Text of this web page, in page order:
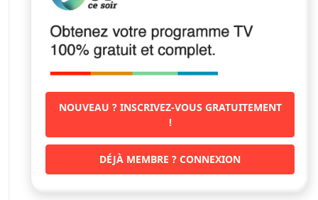
NOUVEAU ? INSCRIVEZ-VOUS GRATUITEMENT
!
DÉJÀ MEMBRE ? CONNEXION